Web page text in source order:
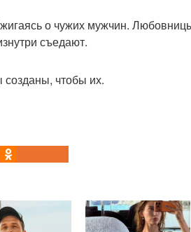
о чужих мужчин.
съедают.
созданы, чтобы их.